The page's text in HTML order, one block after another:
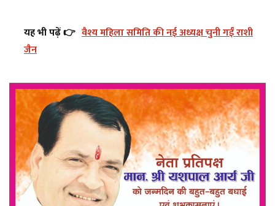
यह भी पढ़ें 👉 वैश्य महिला समिति की नई अध्यक्ष चुनी गईं राशी
जैन